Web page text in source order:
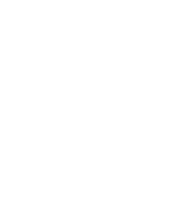
Ci
cantina del